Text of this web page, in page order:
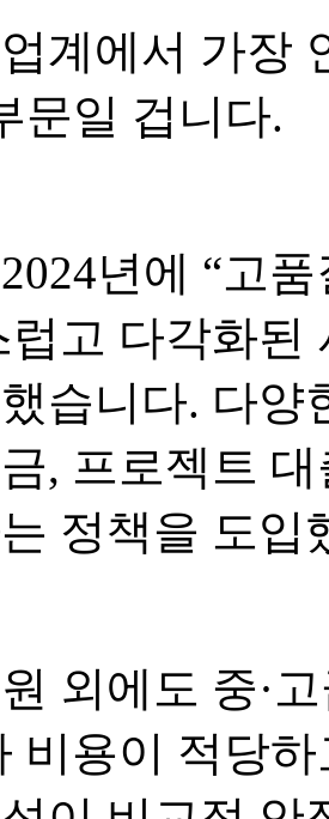
계에서 가장
문일 겁니다.
년에 “고
럽고 다각화된
습니다. 다
, 프로젝트
정책을 도입
외에도 중·
비용이 적당